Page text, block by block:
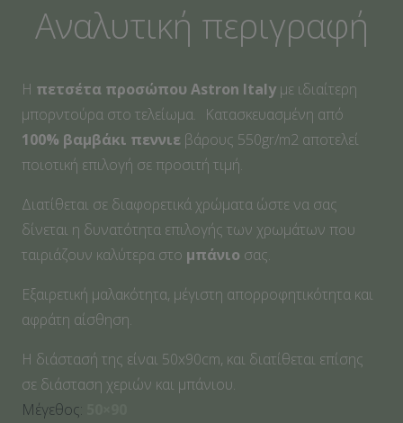
ποσότητα
Αναλυτική περιγραφή
Η πετσέτα προσώπου Αstron Italy με ιδιαίτερη
μπορντούρα στο τελείωμα. Κατασκευασμένη από
100% βαμβάκι πεννιε βάρους 550gr/m2 αποτελεί
ποιοτική επιλογή σε προσιτή τιμή.
Διατίθεται σε διαφορετικά χρώματα ώστε να σας
δίνεται η δυνατότητα επιλογής των χρωμάτων που
ταιριάζουν καλύτερα στο μπάνιο σας.
Εξαιρετική μαλακότητα, μέγιστη απορροφητικότητα και
αφράτη αίσθηση.
Η διάστασή της είναι 50x90cm, και διατίθεται επίσης
σε διάσταση χεριών και μπάνιου.
Μέγεθος: